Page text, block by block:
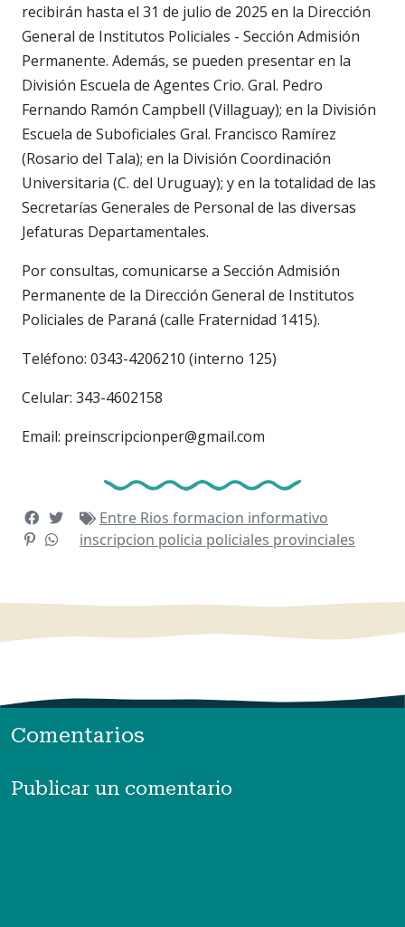
recibirán hasta el 31 de julio de 2025 en la Dirección
General de Institutos Policiales - Sección Admisión
Permanente. Además, se pueden presentar en la
División Escuela de Agentes Crio. Gral. Pedro
Fernando Ramón Campbell (Villaguay); en la División
Escuela de Suboficiales Gral. Francisco Ramírez
(Rosario del Tala); en la División Coordinación
Universitaria (C. del Uruguay); y en la totalidad de las
Secretarías Generales de Personal de las diversas
Jefaturas Departamentales.
Por consultas, comunicarse a Sección Admisión
Permanente de la Dirección General de Institutos
Policiales de Paraná (calle Fraternidad 1415).
Teléfono: 0343-4206210 (interno 125)
Celular: 343-4602158
Email: preinscripcionper@gmail.com
Entre Rios formacion informativo
inscripcion policia policiales provinciales
Comentarios
Publicar un comentario